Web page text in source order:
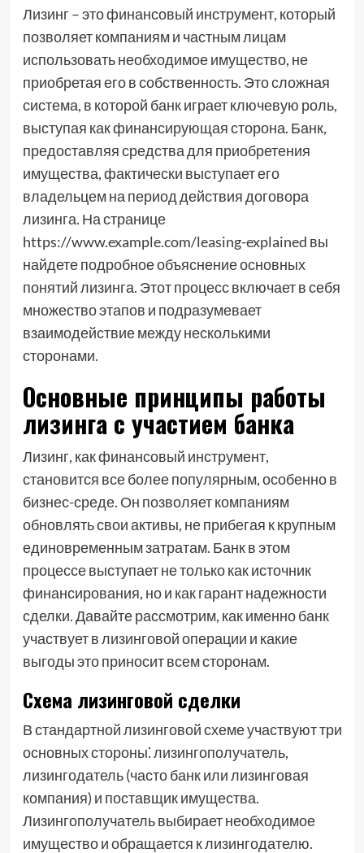
Лизинг – это финансовый инструмент, который
позволяет компаниям и частным лицам
использовать необходимое имущество, не
приобретая его в собственность. Это сложная
система, в которой банк играет ключевую роль,
выступая как финансирующая сторона. Банк,
предоставляя средства для приобретения
имущества, фактически выступает его
владельцем на период действия договора
лизинга. На странице
https://www.example.com/leasing-explained вы
найдете подробное объяснение основных
понятий лизинга. Этот процесс включает в себя
множество этапов и подразумевает
взаимодействие между несколькими
сторонами.
Основные принципы работы
лизинга с участием банка
Лизинг, как финансовый инструмент,
становится все более популярным, особенно в
бизнес-среде. Он позволяет компаниям
обновлять свои активы, не прибегая к крупным
единовременным затратам. Банк в этом
процессе выступает не только как источник
финансирования, но и как гарант надежности
сделки. Давайте рассмотрим, как именно банк
участвует в лизинговой операции и какие
выгоды это приносит всем сторонам.
Схема лизинговой сделки
В стандартной лизинговой схеме участвуют три
основных стороны⁚ лизингополучатель,
лизингодатель (часто банк или лизинговая
компания) и поставщик имущества.
Лизингополучатель выбирает необходимое
имущество и обращается к лизингодателю.